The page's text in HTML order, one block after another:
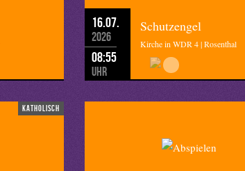
16.07.
2026
08:55
Uhr
Schutzengel
Kirche in WDR 4 | Rosenthal
katholisch